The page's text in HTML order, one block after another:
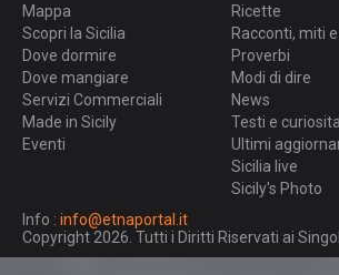
Mappa
Scopri la Sicilia
Dove dormire
Dove mangiare
Servizi Commerciali
Made in Sicily
Eventi
Ricette
Racconti, miti
Proverbi
Modi di dire
News
Testi e
Ultimi
Sicilia live
Sicily's Photo
Info : info@etnaportal.it
Copyright 2026. Tutti i Diritti Riservati ai